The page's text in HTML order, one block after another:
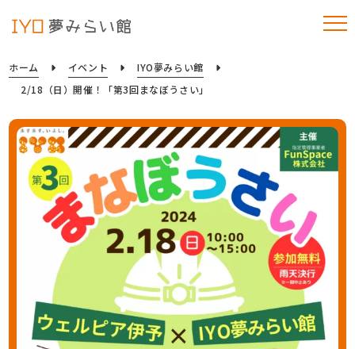
ホーム イベント
IYO夢みらい館
2/18（日）開催！「第3回まなぼうさい」